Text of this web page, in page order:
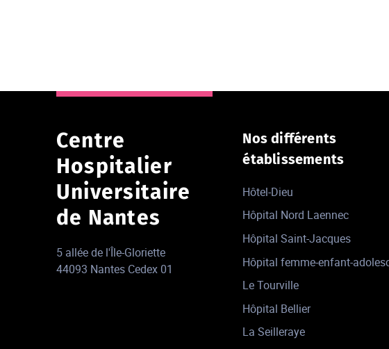
Centre
Hospitalier
Universitaire
de Nantes
5 allée de l'Île-Gloriette
44093 Nantes Cedex 01
Nos différents
établissements
Hôtel-Dieu
Hôpital Nord Laennec
Hôpital Saint-Jacques
Hôpital femme-enfant-
Le Tourville
Hôpital Bellier
La Seilleraye